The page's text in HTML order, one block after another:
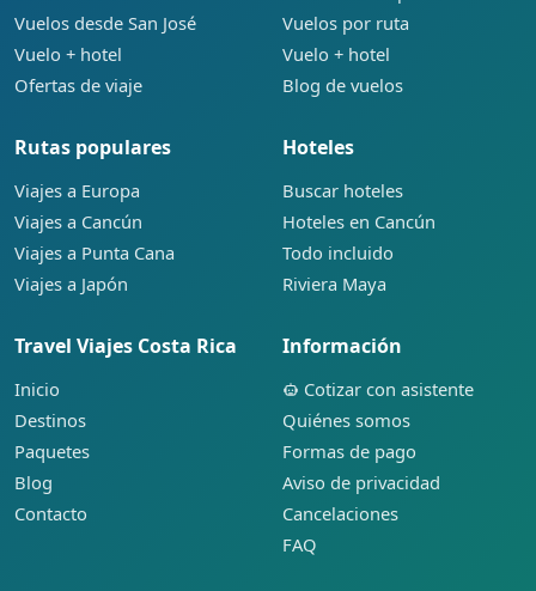
Vuelos desde San José
Vuelo + hotel
Ofertas de viaje
Vuelos por ruta
Vuelo + hotel
Blog de vuelos
Rutas populares
Viajes a Europa
Viajes a Cancún
Viajes a Punta Cana
Viajes a Japón
Hoteles
Buscar hoteles
Hoteles en Cancún
Todo incluido
Riviera Maya
Travel Viajes Costa Rica
Inicio
Destinos
Paquetes
Blog
Contacto
Información
Cotizar con asistente
Quiénes somos
Formas de pago
Aviso de privacidad
Cancelaciones
FAQ